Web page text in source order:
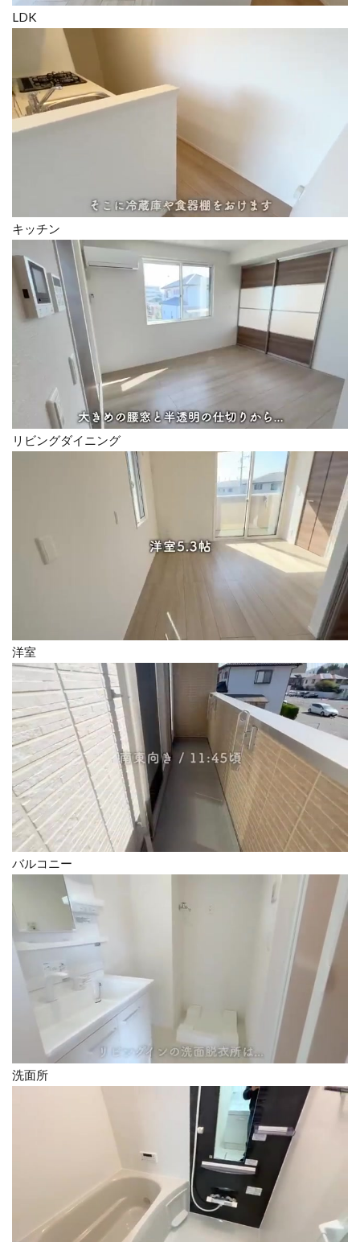
LDK
キッチン
リビングダイニング
洋室
バルコニー
洗面所